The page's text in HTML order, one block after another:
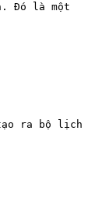
Đó là một
tạo ra bộ lịch